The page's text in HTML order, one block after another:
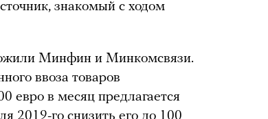
знакомый с ходом
Минфин и Минкомсвязи.
ввоза товаров
евро в месяц предлагается
2019-го снизить его до 100